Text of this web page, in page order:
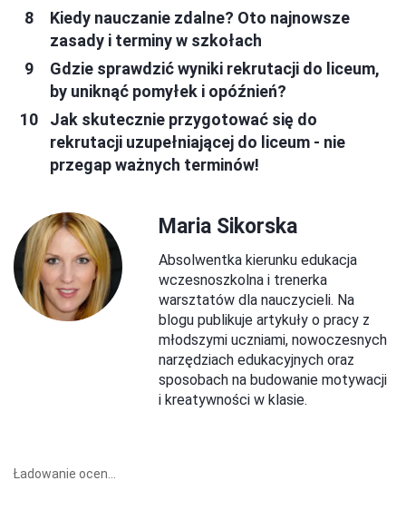
Kiedy nauczanie zdalne? Oto najnowsze
zasady i terminy w szkołach
Gdzie sprawdzić wyniki rekrutacji do liceum,
by uniknąć pomyłek i opóźnień?
Jak skutecznie przygotować się do
rekrutacji uzupełniającej do liceum - nie
przegap ważnych terminów!
Maria Sikorska
Absolwentka kierunku edukacja
wczesnoszkolna i trenerka
warsztatów dla nauczycieli. Na
blogu publikuje artykuły o pracy z
młodszymi uczniami, nowoczesnych
narzędziach edukacyjnych oraz
sposobach na budowanie motywacji
i kreatywności w klasie.
Ładowanie ocen...